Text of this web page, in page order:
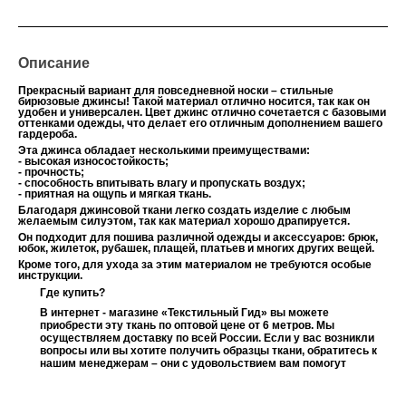
Описание
Прекрасный вариант для повседневной носки – стильные
бирюзовые джинсы! Такой материал отлично носится, так как он
удобен и универсален. Цвет джинс отлично сочетается с базовыми
оттенками одежды, что делает его отличным дополнением вашего
гардероба.
Эта джинса обладает несколькими преимуществами:
- высокая износостойкость;
- прочность;
- способность впитывать влагу и пропускать воздух;
- приятная на ощупь и мягкая ткань.
Благодаря джинсовой ткани легко создать изделие с любым
желаемым силуэтом, так как материал хорошо драпируется.
Он подходит для пошива различной одежды и аксессуаров: брюк,
юбок, жилеток, рубашек, плащей, платьев и многих других вещей.
Кроме того, для ухода за этим материалом не требуются особые
инструкции.
Где купить?
В интернет - магазине «Текстильный Гид» вы можете
приобрести эту ткань по оптовой цене от 6 метров. Мы
осуществляем доставку по всей России. Если у вас возникли
вопросы или вы хотите получить образцы ткани, обратитесь к
нашим менеджерам – они с удовольствием вам помогут